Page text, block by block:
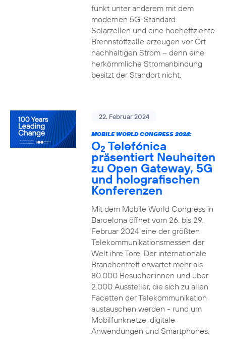
funkt unter anderem mit dem
modernen 5G-Standard.
Solarzellen und eine hocheffiziente
Brennstoffzelle erzeugen vor Ort
nachhaltigen Strom – denn eine
herkömmliche Stromanbindung
besitzt der Standort nicht.
22. Februar 2024
MOBILE WORLD CONGRESS 2024:
O2 Telefónica
präsentiert Neuheiten
zu Open Gateway, 5G
und holografischen
Konferenzen
Mit dem Mobile World Congress in
Barcelona öffnet vom 26. bis 29.
Februar 2024 eine der größten
Telekommunikationsmessen der
Welt ihre Tore. Der internationale
Branchentreff erwartet mehr als
80.000 Besucher:innen und über
2.000 Aussteller, die sich zu allen
Facetten der Telekommunikation
austauschen werden - rund um
Mobilfunknetze, digitale
Anwendungen und Smartphones.